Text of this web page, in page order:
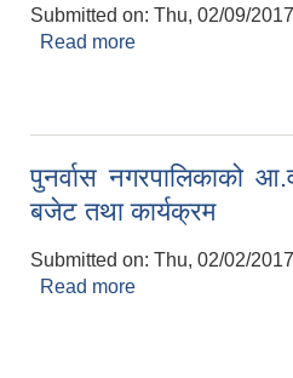
Submitted on: Thu, 02/09/
Read more
पुनर्वास नगरपालिकाको
बजेट तथा कार्यक्रम
Submitted on: Thu, 02/02/
Read more